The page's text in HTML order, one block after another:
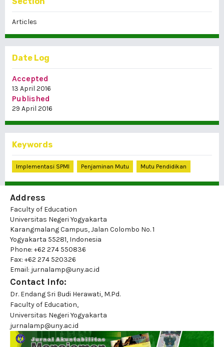
Articles
Date Log
Accepted
13 April 2016
Published
29 April 2016
Keywords
Implementasi SPMI Penjaminan Mutu Mutu Pendidikan
Address
Faculty of Education
Universitas Negeri Yogyakarta
Karangmalang Campus, Jalan Colombo No. 1
Yogyakarta 55281, Indonesia
Phone: +62 274 550836
Fax: +62 274 520326
Email: jurnalamp@uny.ac.id
Contact Info:
Dr. Endang Sri Budi Herawati, M.Pd.
Faculty of Education,
Universitas Negeri Yogyakarta
jurnalamp@uny.ac.id